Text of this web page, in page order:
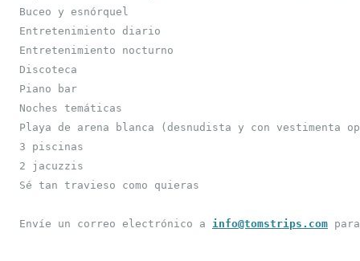
Buceo y esnórquel
Entretenimiento diario
Entretenimiento nocturno
Discoteca
Piano bar
Noches temáticas
Playa de arena blanca (desnudista y con vestimenta
3 piscinas
2 jacuzzis
Sé tan travieso como quieras
Envíe un correo electrónico a info@tomstrips.com